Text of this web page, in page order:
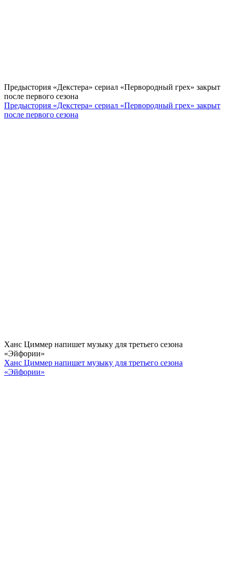
Предыстория «Декстера» сериал «Первородный грех» закрыт
после первого сезона
Предыстория «Декстера» сериал «Первородный грех» закрыт
после первого сезона
Ханс Циммер напишет музыку для третьего сезона
«Эйфории»
Ханс Циммер напишет музыку для третьего сезона
«Эйфории»